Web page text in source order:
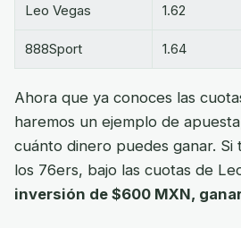
Leo Vegas 1.62
888Sport 1.64
Ahora que ya conoces las
haremos un ejemplo de
cuánto dinero puedes ganar. Si
los 76ers, bajo las cuotas de
inversión de $600 MXN,